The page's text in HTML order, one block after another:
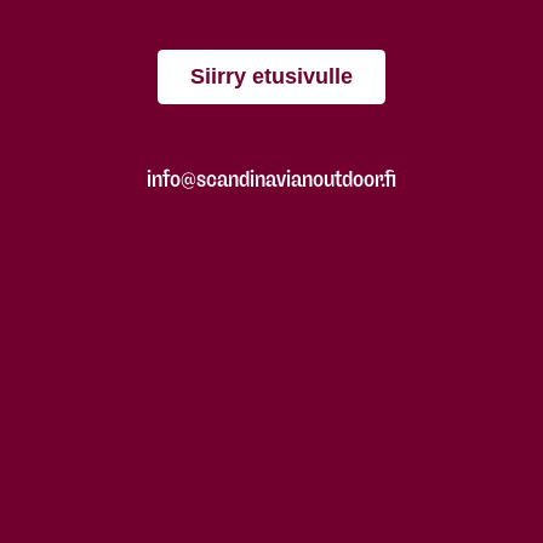
Siirry etusivulle
info@scandinavianoutdoor.fi